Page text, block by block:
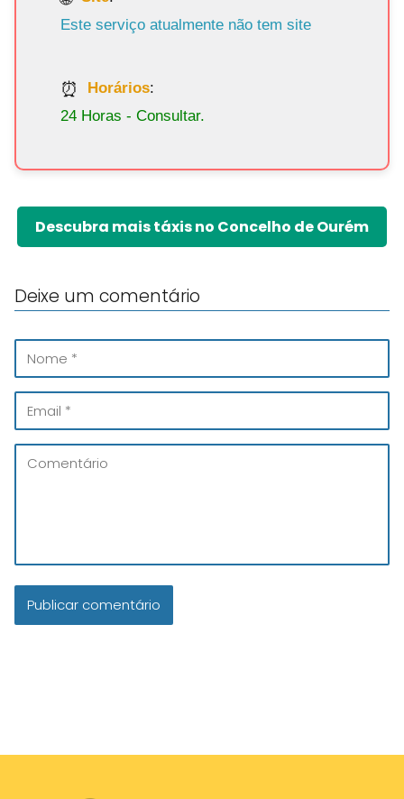
Este serviço atualmente não tem site
Horários:
24 Horas - Consultar.
Descubra mais táxis no Concelho de Ourém
Deixe um comentário